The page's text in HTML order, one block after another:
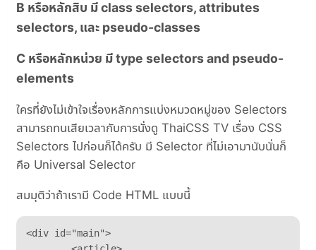
B หรือหลักสิบ มี class selectors, attributes
selectors, และ pseudo-classes
C หรือหลักหน่วย มี type selectors and pseudo-
elements
ใครที่ยังไม่เข้าใจเรื่องหลักการแบ่งหมวดหมู่ของ Selectors
สามารถทนเสียเวลากับการนั่งดู ThaiCSS TV เรื่อง CSS
Selectors ไปก่อนก็ได้ครับ มี Selector ที่ไม่เอามานับนั่นก็
คือ Universal Selector
สมมุติว่าถ้าเรามี Code HTML แบบนี้
<div id="main">